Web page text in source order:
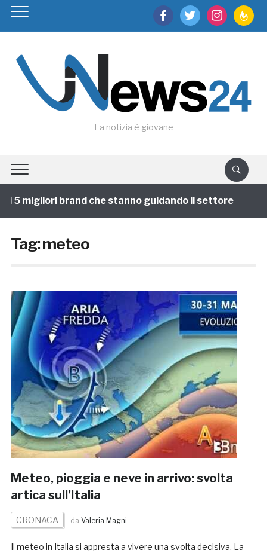
facebooktwitter instagram
La notizia è giovane
migliori brand che stanno guidando il settore
Tag:meteo
Meteo, pioggia e neve in arrivo: svolta
artica sull’Italia
CRONACA da Valeria Magni
Il meteo in Italia si appresta a vivere una svolta decisiva. La